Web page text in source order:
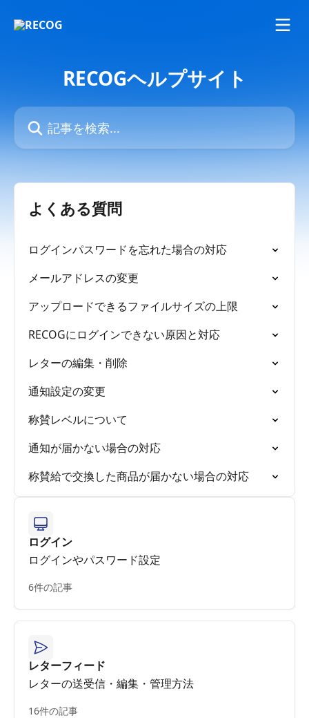
RECOGヘルプサイト
記事を検索...
よくある質問
ログインパスワードを忘れた場合の対応
メールアドレスの変更
アップロードできるファイルサイズの上限
RECOGにログインできない原因と対応
レターの編集・削除
通知設定の変更
称賛レベルについて
通知が届かない場合の対応
称賛給で交換した商品が届かない場合の対応
ログイン
ログインやパスワード設定
6件の記事
レターフィード
レターの送受信・編集・管理方法
16件の記事